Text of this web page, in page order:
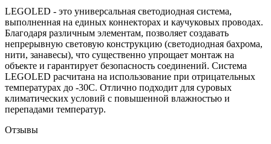
LEGOLED - это универсальная светодиодная система,
выполненная на единых коннекторах и каучуковых проводах.
Благодаря различным элементам, позволяет создавать
непрерывную световую конструкцию (светодиодная бахрома,
нити, занавесы), что существенно упрощает монтаж на
объекте и гарантирует безопасность соединений. Система
LEGOLED расчитана на использование при отрицательных
температурах до -30С. Отлично подходит для суровых
климатических условий с повышенной влажностью и
перепадами температур.
Отзывы